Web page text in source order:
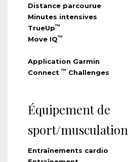
Distance parcourue
Minutes intensives
TrueUp™
Move IQ™
Application Garmin
Connect ™ Challenges
Équipement de
sport/musculation
Entraînements cardio